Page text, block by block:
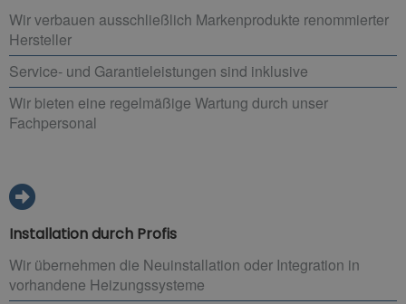
Wir verbauen ausschließlich Markenprodukte renommierter
Hersteller
Service- und Garantieleistungen sind inklusive
Wir bieten eine regelmäßige Wartung durch unser
Fachpersonal
Installation durch Profis
Wir übernehmen die Neuinstallation oder Integration in
vorhandene Heizungssysteme